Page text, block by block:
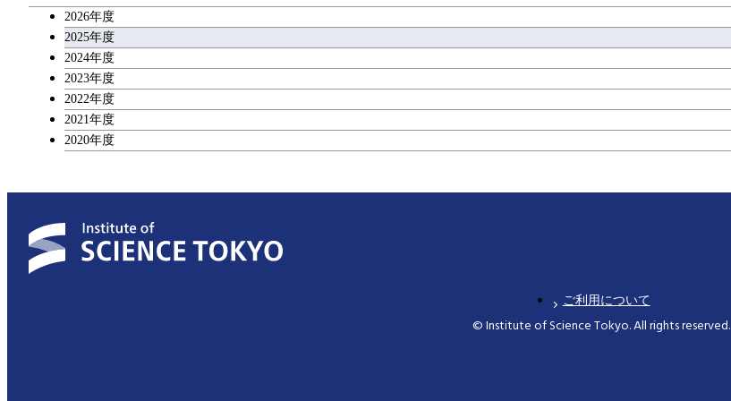
2026年度
2025年度
2024年度
2023年度
2022年度
2021年度
2020年度
ご利用について
© Institute of Science Tokyo. All rights reserved.